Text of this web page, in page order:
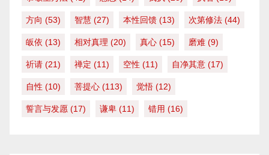
方向 (53) 智慧 (27) 本性回馈 (13) 次第修法 (44)
皈依 (13) 相对真理 (20) 真心 (15) 磨难 (9)
祈请 (21) 禅定 (11) 空性 (11) 自净其意 (17)
自性 (10) 菩提心 (113) 觉悟 (12)
誓言与发愿 (17) 谦卑 (11) 错用 (16)